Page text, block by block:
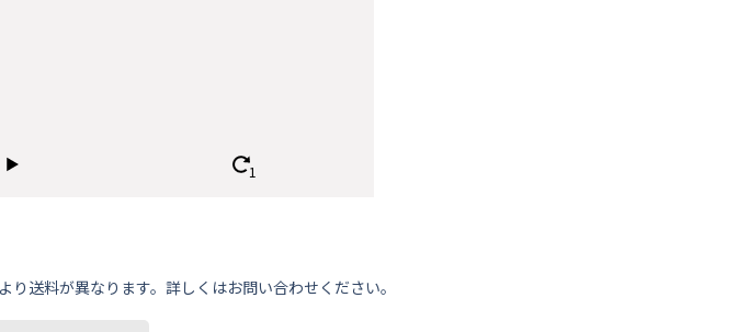
送料が異なります。詳しくはお問い合わせください。